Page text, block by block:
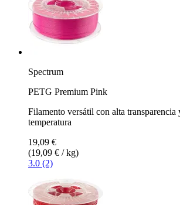
Spectrum
PETG Premium Pink
Filamento versátil con alta transparencia
temperatura
19,09 €
(19,09 € / kg)
3.0 (2)